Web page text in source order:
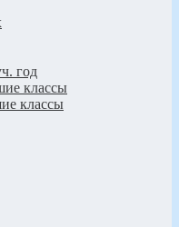
год
классы
классы